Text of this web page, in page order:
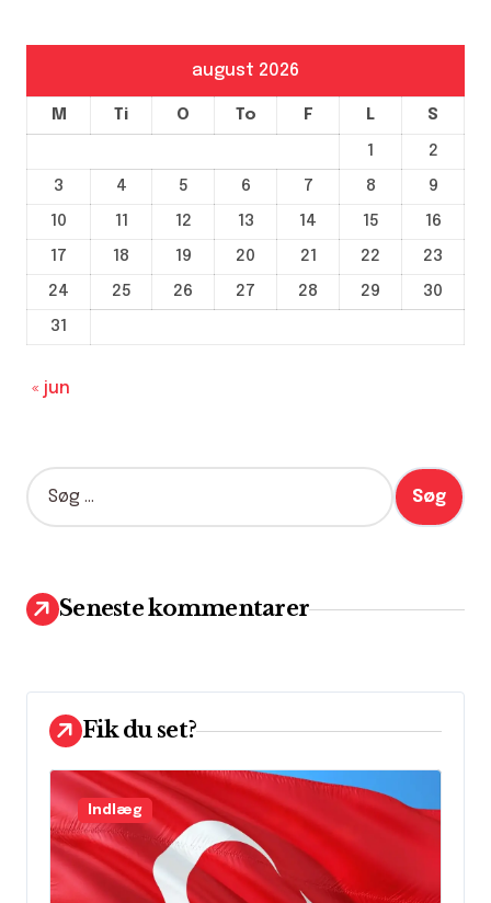
august 2026
M Ti O To F L S
1
2
3
4 5 6 7 8
9
10
11 12 13 14 15
16
17
18 19 20 21 22
23
24
25 26 27 28 29
30
31
« jun
S
ø
t
e
Seneste kommentarer
Fik du set?
Indlæg